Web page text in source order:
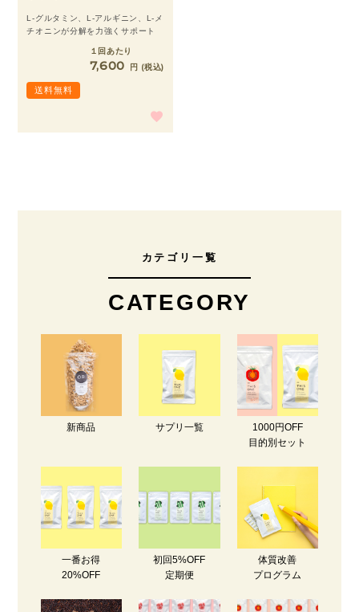
L-グルタミン、L-アルギニン、L-メ
チオニンが分解を力強くサポート
１回あたり
7,600 税込
送料無料
カテゴリ一覧
CATEGORY
新商品 サプリ一覧
1000円OFF
目的別セット
一番お得
20%OFF
初回5%OFF
定期便
体質改善
プログラム